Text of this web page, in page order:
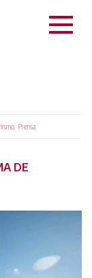
Prensa
DE